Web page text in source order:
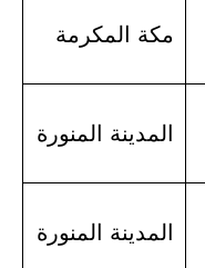
مكة المكرمة
المدينة المنورة
المدينة المنورة